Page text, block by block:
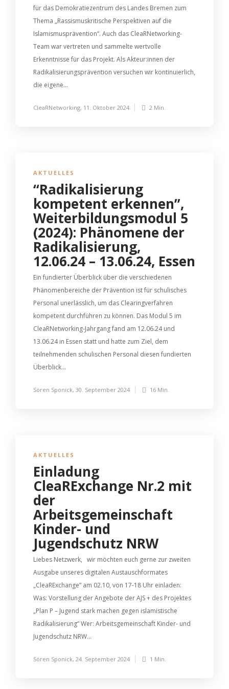
für das Demokratiezentrum des Landes Bremen zum
Thema „Rassismuskritische Perspektiven auf die
Islamismusprävention“. Auch das CleaRNetworking-
Team war vertreten und sammelte wertvolle
Erkenntnisse für das Projekt. Als Akteur:innen der
Radikalisierungsprävention versuchen wir kontinuierlich,
die eigene...
CleaRNetworking, 11. Oktober 2024 2 Min.
AKTUELLES
“Radikalisierung
kompetent erkennen”,
Weiterbildungsmodul 5
(2024): Phänomene der
Radikalisierung,
12.06.24 – 13.06.24, Essen
Ein fundierter Überblick über die verschiedenen
Phänomenbereiche der Prävention ist für schulisches
Personal unerlässlich, um das Clearingverfahren
kompetent durchführen zu können. Das Modul 5 im
CleaRNetworking-Jahrgang fand am 12.06.24 und
13.06.24 in Essen statt und hatte zum Ziel, dem
teilnehmenden schulischen Personal diesen fundierten
Überblick...
Sören Sponick, 30. September 2024 16 Min.
AKTUELLES
Einladung
CleaRExchange Nr.2 mit
der
Arbeitsgemeinschaft
Kinder- und
Jugendschutz NRW
Liebes Netzwerk, wir möchten euch gerne zur zweiten
Ausgabe unseres digitalen Austauschformates
„CleaRExchange” am 02.10, von 17-18 Uhr einladen:
Was: Vorstellung der Angebote der AJS + des Projektes
„Plan P – Jugend stark machen gegen islamistische
Radikalisierung“ Wer: Arbeitsgemeinschaft Kinder- und
Jugendschutz NRW...
Sören Sponick, 24. September 2024 1 Min.